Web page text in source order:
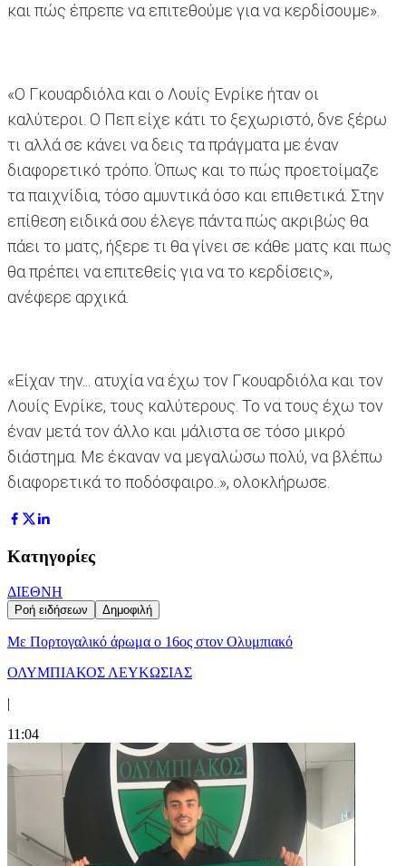
και πώς έπρεπε να επιτεθούμε για να κερδίσουμε».
«Ο Γκουαρδιόλα και ο Λουίς Ενρίκε ήταν οι
καλύτεροι. Ο Πεπ είχε κάτι το ξεχωριστό, δνε ξέρω
τι αλλά σε κάνει να δεις τα πράγματα με έναν
διαφορετικό τρόπο. Όπως και το πώς προετοίμαζε
τα παιχνίδια, τόσο αμυντικά όσο και επιθετικά. Στην
επίθεση ειδικά σου έλεγε πάντα πώς ακριβώς θα
πάει το ματς, ήξερε τι θα γίνει σε κάθε ματς και πως
θα πρέπει να επιτεθείς για να το κερδίσεις»,
ανέφερε αρχικά.
«Είχαν την... ατυχία να έχω τον Γκουαρδιόλα και τον
Λουίς Ενρίκε, τους καλύτερους. Το να τους έχω τον
έναν μετά τον άλλο και μάλιστα σε τόσο μικρό
διάστημα. Με έκαναν να μεγαλώσω πολύ, να βλέπω
διαφορετικά το ποδόσφαιρο..», ολοκλήρωσε.
Κατηγορίες
ΔΙΕΘΝΗ
Ροή ειδήσεων Δημοφιλή
Με Πορτογαλικό άρωμα ο 16ος στον Ολυμπιακό
ΟΛΥΜΠΙΑΚΟΣ ΛΕΥΚΩΣΙΑΣ
|
11:04